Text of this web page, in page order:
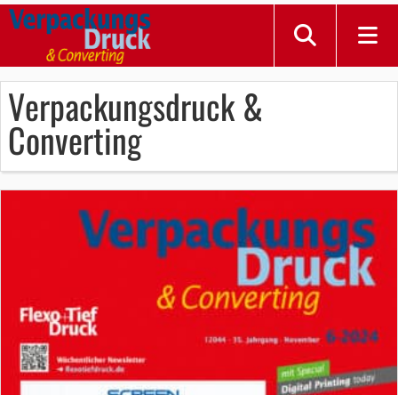
Verpackungsdruck &
Converting